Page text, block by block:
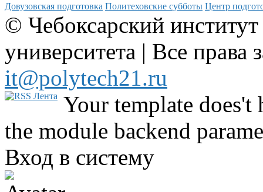
Довузовская подготовка Политеховские субботы Центр
© Чебоксарский
университета | Все
it@polytech21.ru
Your template
the module backend
Вход в систему